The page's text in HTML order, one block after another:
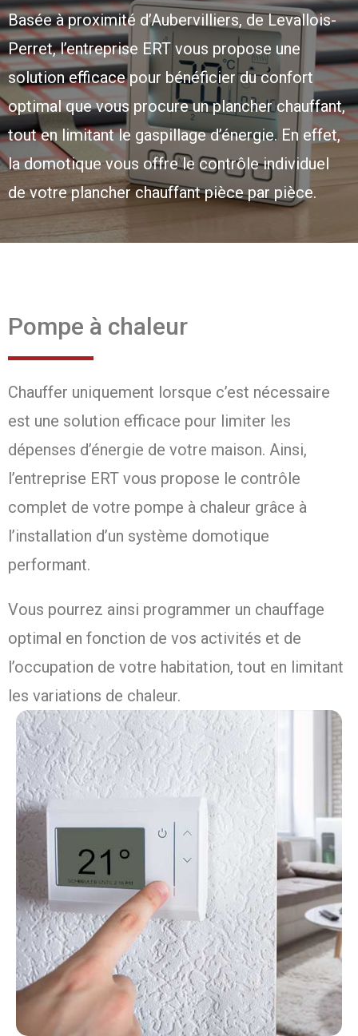
Basée à proximité d’Aubervilliers, de Levallois-
Perret, l’entreprise ERT vous propose une
solution efficace pour bénéficier du confort
optimal que vous procure un plancher chauffant,
tout en limitant le gaspillage d’énergie. En effet,
la domotique vous offre le contrôle individuel
de votre plancher chauffant pièce par pièce.
Pompe à chaleur
Chauffer uniquement lorsque c’est nécessaire
est une solution efficace pour limiter les
dépenses d’énergie de votre maison. Ainsi,
l’entreprise ERT vous propose le contrôle
complet de votre pompe à chaleur grâce à
l’installation d’un système domotique
performant.
Vous pourrez ainsi programmer un chauffage
optimal en fonction de vos activités et de
l’occupation de votre habitation, tout en limitant
les variations de chaleur.